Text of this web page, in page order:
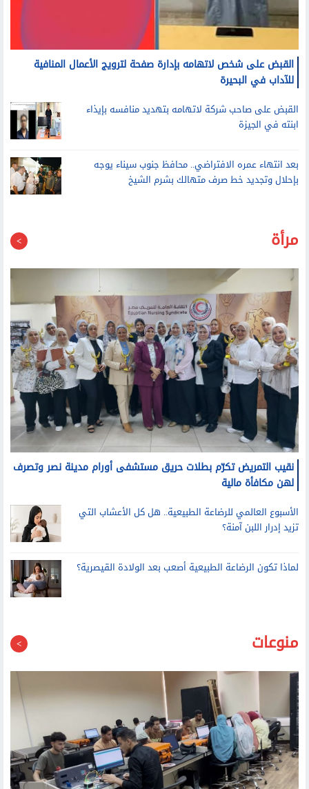
القبض على شخص لاتهامه بإدارة صفحة لترويج الأعمال المنافية
للآداب في البحيرة
القبض على صاحب شركة لاتهامه بتهديد منافسه بإيذاء
ابنته في الجيزة
بإحلال وتجديد خط صرف متهالك بشرم الشيخ
مرأة
نقيب التمريض تكرّم بطلات حريق مستشفى أورام مدينة نصر وتصرف
لهن مكافأة مالية
الأسبوع العالمي للرضاعة الطبيعية.. هل كل الأعشاب التي
تزيد إدرار اللبن آمنة؟
منوعات